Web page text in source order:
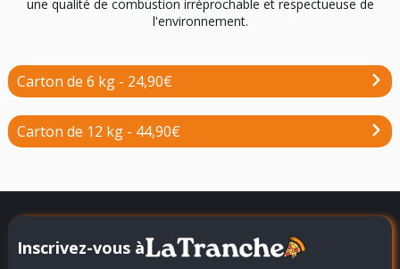
une qualité de combustion irréprochable et respectueuse de
l'environnement.
Carton de 6 kg - 24,90€
Carton de 12 kg - 44,90€
Inscrivez-vous à